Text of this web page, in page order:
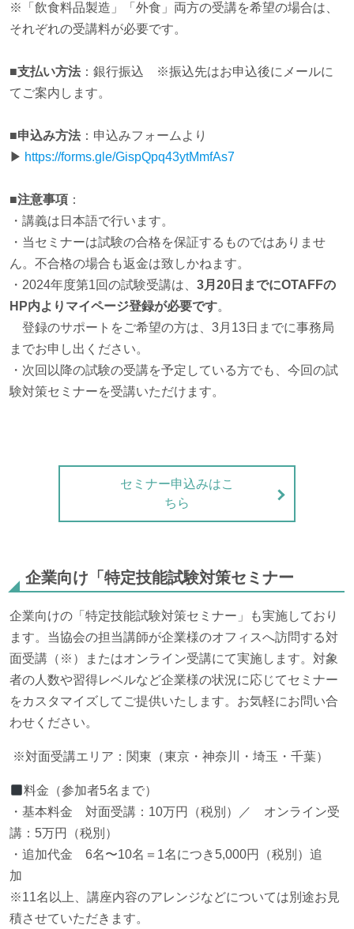
※「飲食料品製造」「外食」両方の受講を希望の場合は、
それぞれの受講料が必要です。
■支払い方法 ：銀行振込 ※振込先はお申込後にメールに
てご案内します。
■申込み方法 ：申込みフォームより
▶ https://forms.gle/GispQpq43ytMmfAs7
■注意事項 ：
・講義は日本語で行います。
・当セミナーは試験の合格を保証するものではありませ
ん。不合格の場合も返金は致しかねます。
・2024年度第1回の試験受講は、 3月20日までにOTAFFの
HP内よりマイページ登録が必要です。
登録のサポートをご希望の方は、3月13日までに事務局
までお申し出ください。
・次回以降の試験の受講を予定している方でも、今回の試
験対策セミナーを受講いただけます。
セミナー申込みはこ
ちら
企業向け「特定技能試験対策セミナー
企業向けの「特定技能試験対策セミナー」も実施しており
ます。当協会の担当講師が企業様のオフィスへ訪問する対
面受講（※）またはオンライン受講にて実施します。対象
者の人数や習得レベルなど企業様の状況に応じてセミナー
をカスタマイズしてご提供いたします。お気軽にお問い合
わせください。
※対面受講エリア：関東（東京・神奈川・埼玉・千葉）
料金（参加者5名まで）
・基本料金 対面受講：10万円（税別）／ オンライン受
講：5万円（税別）
・追加代金 6名〜10名＝1名につき5,000円（税別）追
加
※11名以上、講座内容のアレンジなどについては別途お見
積させていただきます。